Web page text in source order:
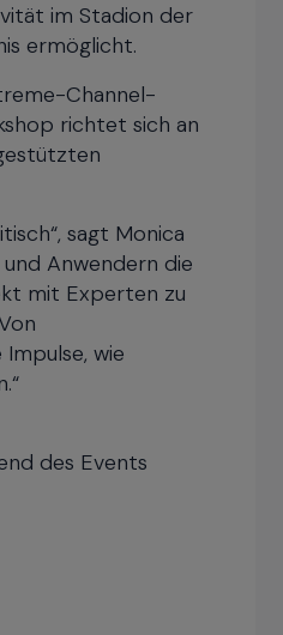
im Stadion der
ermöglicht.
Channel-
richtet sich an
sagt Monica
Anwendern die
mit Experten zu
wie
des Events